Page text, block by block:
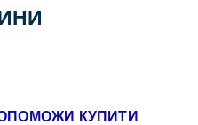
КУПИТИ